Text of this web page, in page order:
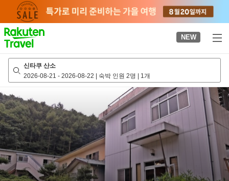
page
NEW
신타쿠 산소
2026-08-21 - 2026-08-22 | 숙박 인원 2명 | 1개